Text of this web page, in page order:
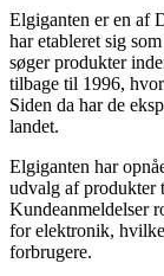
Elgiganten er en af
har etableret sig
søger produkter
tilbage til 1996,
Siden da har de
landet.
Elgiganten har
udvalg af produkter
Kundeanmeldelser
for elektronik,
forbrugere.